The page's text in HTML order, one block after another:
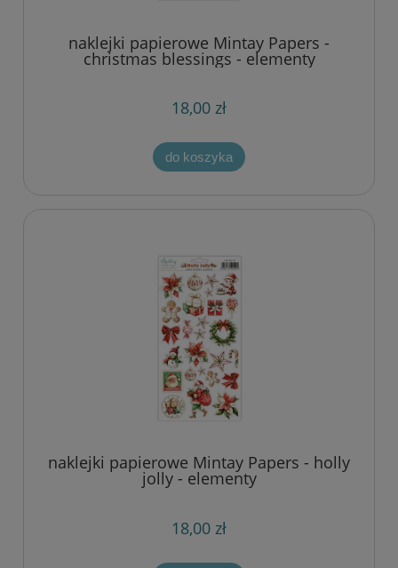
naklejki papierowe Mintay Papers -
christmas blessings - elementy
18,00 zł
do koszyka
naklejki papierowe Mintay Papers - holly
jolly - elementy
18,00 zł